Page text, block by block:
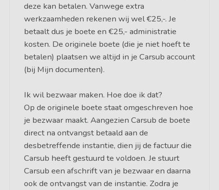
deze kan betalen. Vanwege extra
werkzaamheden rekenen wij wel €25,-. Je
betaalt dus je boete en €25,- administratie
kosten. De originele boete (die je niet hoeft te
betalen) plaatsen we altijd in je Carsub account
(bij Mijn documenten).
Ik wil bezwaar maken. Hoe doe ik dat?
Op de originele boete staat omgeschreven hoe
je bezwaar maakt. Aangezien Carsub de boete
direct na ontvangst betaald aan de
desbetreffende instantie, dien jij de factuur die
Carsub heeft gestuurd te voldoen. Je stuurt
Carsub een afschrift van je bezwaar en daarna
ook de ontvangst van de instantie. Zodra je